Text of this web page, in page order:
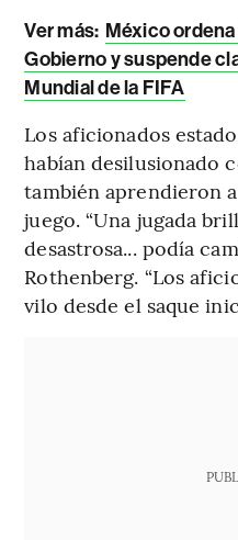
Ver más: México
Gobierno y suspende
Mundial de la FIFA
Los aficionados
habían desilusionado
también aprendieron
juego. “Una jugada
desastrosa... podía
Rothenberg. “Los
vilo desde el saque